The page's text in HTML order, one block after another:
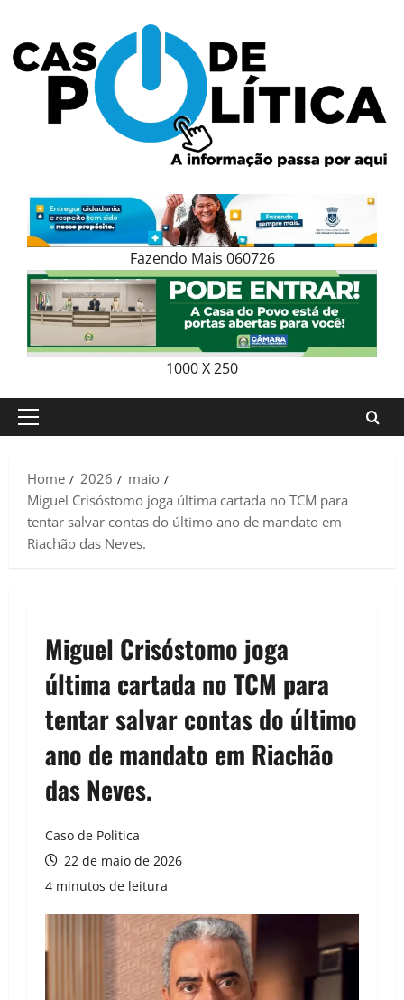
content
Fazendo Mais 060726
1000 X 250
Primary
Home
2026
maio
Miguel Crisóstomo joga última cartada no TCM para
tentar salvar contas do último ano de mandato em
Riachão das Neves.
Miguel Crisóstomo joga
última cartada no TCM para
tentar salvar contas do último
ano de mandato em Riachão
das Neves.
Caso de Politica
22 de maio de 2026
4 minutos de leitura